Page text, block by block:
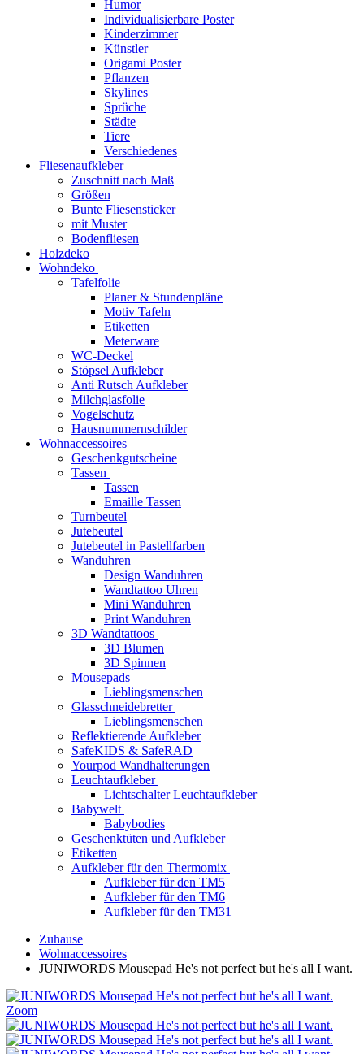
Humor
Individualisierbare Poster
Kinderzimmer
Künstler
Origami Poster
Pflanzen
Skylines
Sprüche
Städte
Tiere
Verschiedenes
Fliesenaufkleber
Zuschnitt nach Maß
Größen
Bunte Fliesensticker
mit Muster
Bodenfliesen
Holzdeko
Wohndeko
Tafelfolie
Planer & Stundenpläne
Motiv Tafeln
Etiketten
Meterware
WC-Deckel
Stöpsel Aufkleber
Anti Rutsch Aufkleber
Milchglasfolie
Vogelschutz
Hausnummernschilder
Wohnaccessoires
Geschenkgutscheine
Tassen
Tassen
Emaille Tassen
Turnbeutel
Jutebeutel
Jutebeutel in Pastellfarben
Wanduhren
Design Wanduhren
Wandtattoo Uhren
Mini Wanduhren
Print Wanduhren
3D Wandtattoos
3D Blumen
3D Spinnen
Mousepads
Lieblingsmenschen
Glasschneidebretter
Lieblingsmenschen
Reflektierende Aufkleber
SafeKIDS & SafeRAD
Yourpod Wandhalterungen
Leuchtaufkleber
Lichtschalter Leuchtaufkleber
Babywelt
Babybodies
Geschenktüten und Aufkleber
Etiketten
Aufkleber für den Thermomix
Aufkleber für den TM5
Aufkleber für den TM6
Aufkleber für den TM31
Zuhause
Wohnaccessoires
JUNIWORDS Mousepad He's not perfect but he's all I want.
Zoom